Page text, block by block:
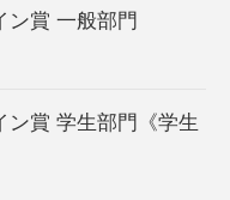
ン賞 一般部門
ン賞 学生部門《学生